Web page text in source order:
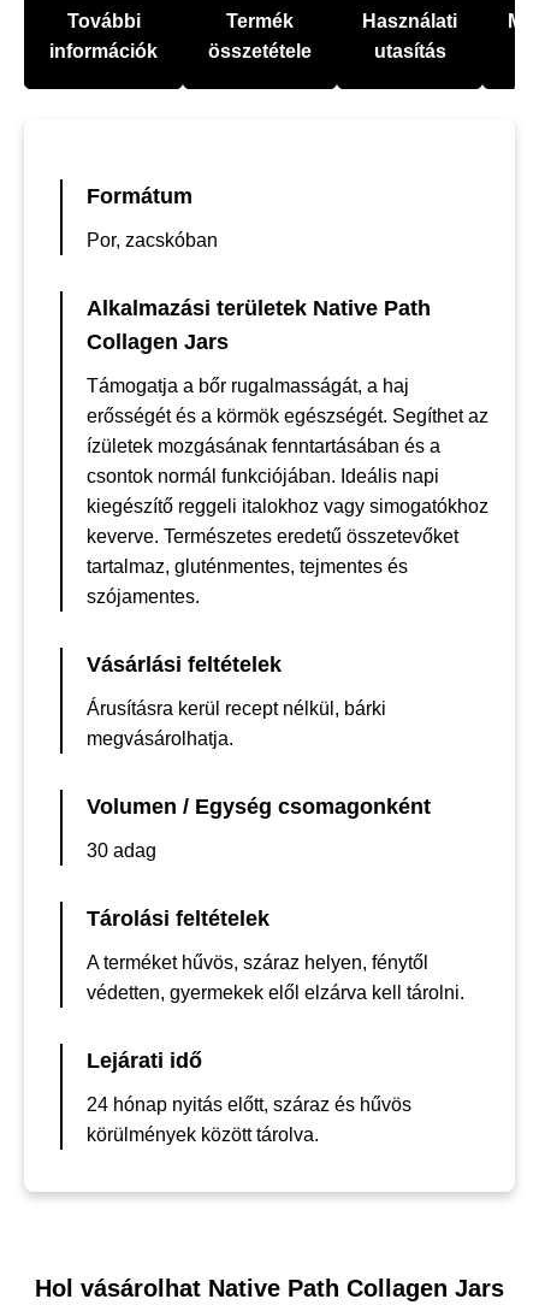
További
információk
Termék
összetétele
Használati
utasítás
Formátum
Por, zacskóban
Alkalmazási területek Native Path
Collagen Jars
Támogatja a bőr rugalmasságát, a haj
erősségét és a körmök egészségét. Segíthet az
ízületek mozgásának fenntartásában és a
csontok normál funkciójában. Ideális napi
kiegészítő reggeli italokhoz vagy simogatókhoz
keverve. Természetes eredetű összetevőket
tartalmaz, gluténmentes, tejmentes és
szójamentes.
Vásárlási feltételek
Árusításra kerül recept nélkül, bárki
megvásárolhatja.
Volumen / Egység csomagonként
30 adag
Tárolási feltételek
A terméket hűvös, száraz helyen, fénytől
védetten, gyermekek elől elzárva kell tárolni.
Lejárati idő
24 hónap nyitás előtt, száraz és hűvös
körülmények között tárolva.
Hol vásárolhat Native Path Collagen Jars